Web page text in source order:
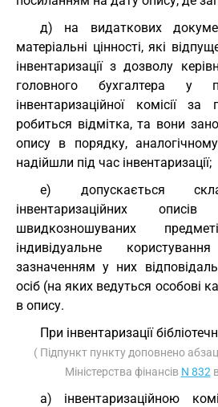
д) на видаткових
матеріальні цінності, які
інвентаризації з дозволу
головного бухгалтера у
інвентаризаційної комісії
робиться відмітка, та вони
опису в порядку,
надійшли під час інвентаризації;
е) допускається
інвентаризаційних
швидкозношуваних
індивідуальне
зазначенням у них
осіб (на яких ведуться особові
в опису.
При інвентаризації
( Підпункт пункту доповнено
Міністерства фінансів N 832
а) інвентаризаційною